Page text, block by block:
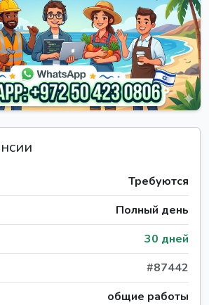
Требуются
Полный день
30 дней
#87442
общие работы